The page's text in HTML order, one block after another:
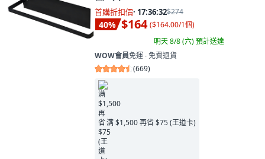
首購折扣價· 17:36:31$274
40% $164 ($164.00/1個)
明天 8/8 (六)預計送達
WOW會員免運 ∙ 免費退貨
(669)
满 $1,500 再省 $75 (王道卡)